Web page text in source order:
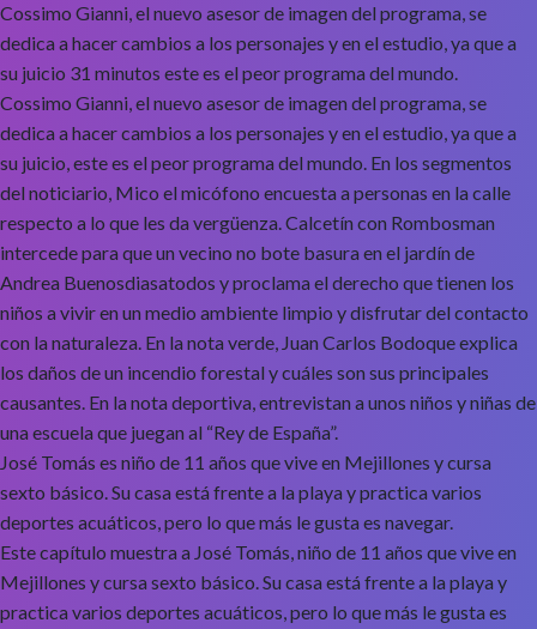
Cossimo Gianni, el nuevo asesor de imagen del programa, se
dedica a hacer cambios a los personajes y en el estudio, ya que a
su juicio 31 minutos este es el peor programa del mundo.
Cossimo Gianni, el nuevo asesor de imagen del programa, se
dedica a hacer cambios a los personajes y en el estudio, ya que a
su juicio, este es el peor programa del mundo. En los segmentos
del noticiario, Mico el micófono encuesta a personas en la calle
respecto a lo que les da vergüenza. Calcetín con Rombosman
intercede para que un vecino no bote basura en el jardín de
Andrea Buenosdiasatodos y proclama el derecho que tienen los
niños a vivir en un medio ambiente limpio y disfrutar del contacto
con la naturaleza. En la nota verde, Juan Carlos Bodoque explica
los daños de un incendio forestal y cuáles son sus principales
causantes. En la nota deportiva, entrevistan a unos niños y niñas de
una escuela que juegan al “Rey de España”.
José Tomás es niño de 11 años que vive en Mejillones y cursa
sexto básico. Su casa está frente a la playa y practica varios
deportes acuáticos, pero lo que más le gusta es navegar.
Este capítulo muestra a José Tomás, niño de 11 años que vive en
Mejillones y cursa sexto básico. Su casa está frente a la playa y
practica varios deportes acuáticos, pero lo que más le gusta es